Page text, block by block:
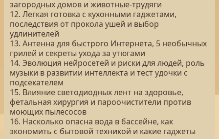
загородных домов и животные-трудяги
12. Легкая готовка с кухонными гаджетами,
последствия от прокола ушей и выбор
удлинителей
13. Антенна для быстрого Интернета, 5 необычных
грилей и секреты ухода за утюгами
14. Эволюция нейросетей и риски для людей, роль
музыки в развитии интеллекта и тест удочки с
подсекателем
15. Влияние светодиодных лент на здоровье,
фетальная хирургия и пароочистители против
моющих пылесосов
16. Насколько опасна вода в бассейне, как
экономить с бытовой техникой и какие гаджеты